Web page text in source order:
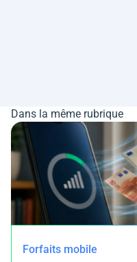
Dans la même rubrique
Forfaits mobile